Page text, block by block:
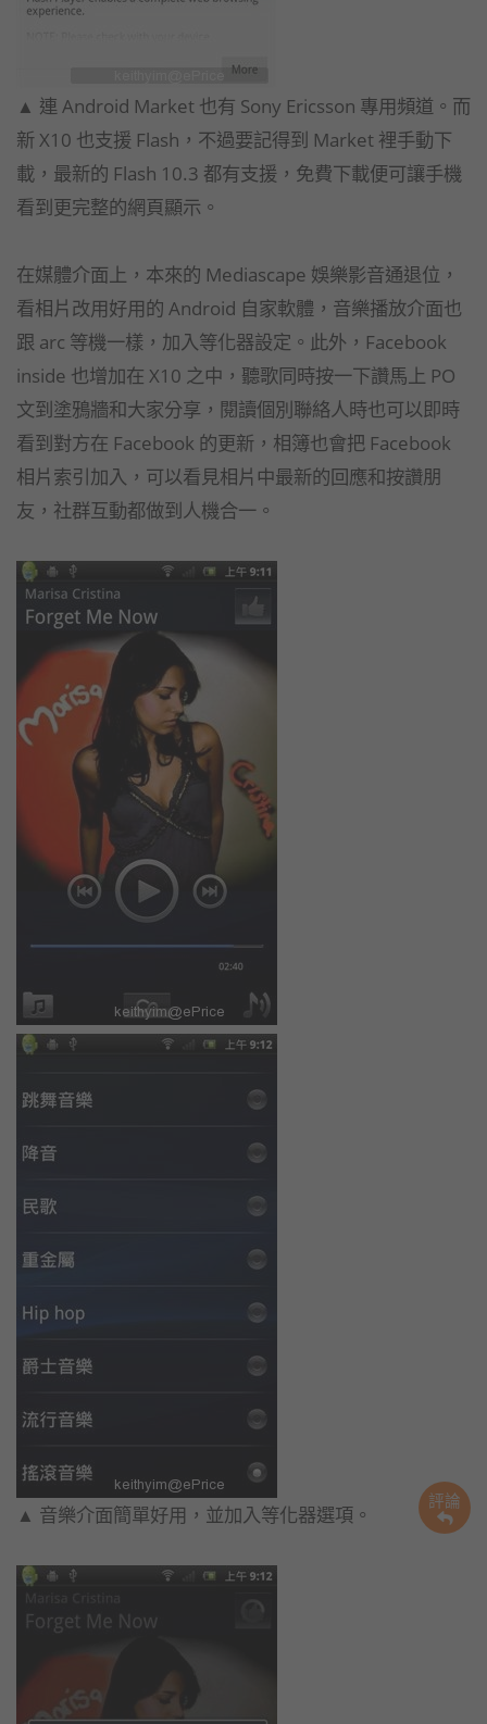
評論
▲ 連 Android Market 也有 Sony Ericsson 專用頻道。而
新 X10 也支援 Flash，不過要記得到 Market 裡手動下
載，最新的 Flash 10.3 都有支援，免費下載便可讓手機
看到更完整的網頁顯示。
在媒體介面上，本來的 Mediascape 娛樂影音通退位，
看相片改用好用的 Android 自家軟體，音樂播放介面也
跟 arc 等機一樣，加入等化器設定。此外，Facebook
inside 也增加在 X10 之中，聽歌同時按一下讚馬上 PO
文到塗鴉牆和大家分享，閱讀個別聯絡人時也可以即時
看到對方在 Facebook 的更新，相簿也會把 Facebook
相片索引加入，可以看見相片中最新的回應和按讚朋
友，社群互動都做到人機合一。
▲ 音樂介面簡單好用，並加入等化器選項。